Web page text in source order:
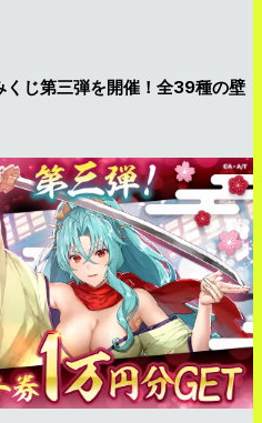
じ第三弾を開催！全39種の壁